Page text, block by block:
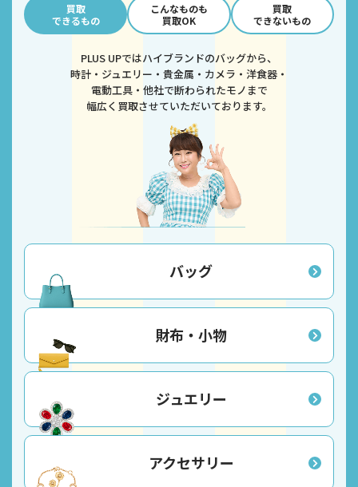
買取
できるもの
こんなものも
買取OK
買取
できないもの
PLUS UPではハイブランドのバッグから、
時計・ジュエリー・貴金属・カメラ・洋食器・
電動工具・他社で断わられたモノまで
幅広く買取させていただいております。
バッグ
財布・小物
ジュエリー
アクセサリー